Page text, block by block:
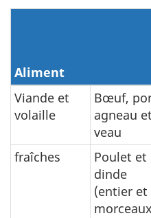
Aliment
Viande et
volaille
Bœuf,
agneau et
veau
fraîches
Poulet et
dinde
(entier et